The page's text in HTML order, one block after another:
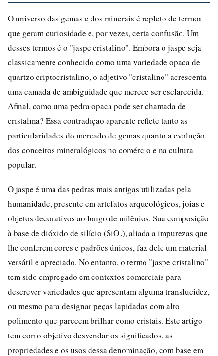
O universo das gemas e dos minerais é repleto de termos
que geram curiosidade e, por vezes, certa confusão. Um
desses termos é o "jaspe cristalino". Embora o jaspe seja
classicamente conhecido como uma variedade opaca de
quartzo criptocristalino, o adjetivo "cristalino" acrescenta
uma camada de ambiguidade que merece ser esclarecida.
Afinal, como uma pedra opaca pode ser chamada de
cristalina? Essa contradição aparente reflete tanto as
particularidades do mercado de gemas quanto a evolução
dos conceitos mineralógicos no comércio e na cultura
popular.
O jaspe é uma das pedras mais antigas utilizadas pela
humanidade, presente em artefatos arqueológicos, joias e
objetos decorativos ao longo de milênios. Sua composição
à base de dióxido de silício (SiO₂), aliada a impurezas que
lhe conferem cores e padrões únicos, faz dele um material
versátil e apreciado. No entanto, o termo "jaspe cristalino"
tem sido empregado em contextos comerciais para
descrever variedades que apresentam alguma translucidez,
ou mesmo para designar peças lapidadas com alto
polimento que parecem brilhar como cristais. Este artigo
tem como objetivo desvendar os significados, as
propriedades e os usos dessa denominação, com base em